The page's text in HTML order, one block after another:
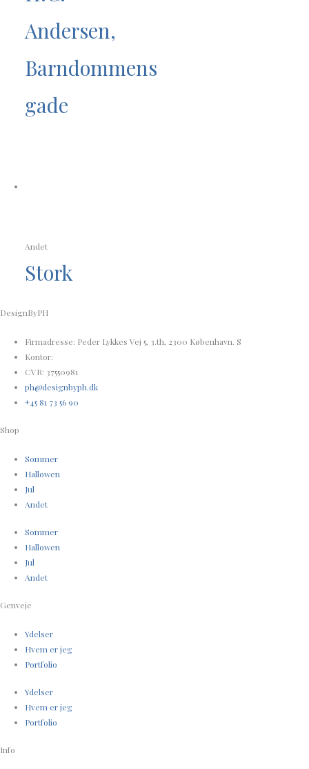
Andersen,
Barndommens
gade
Andet
Stork
DesignByPH
Firmadresse: Peder Lykkes Vej 5, 3.th, 2300 København. S
Kontor:
CVR: 37550981
ph@designbyph.dk
+45 81 73 56 90
Shop
Sommer
Hallowen
Jul
Andet
Sommer
Hallowen
Jul
Andet
Genveje
Ydelser
Hvem er jeg
Portfolio
Ydelser
Hvem er jeg
Portfolio
Info